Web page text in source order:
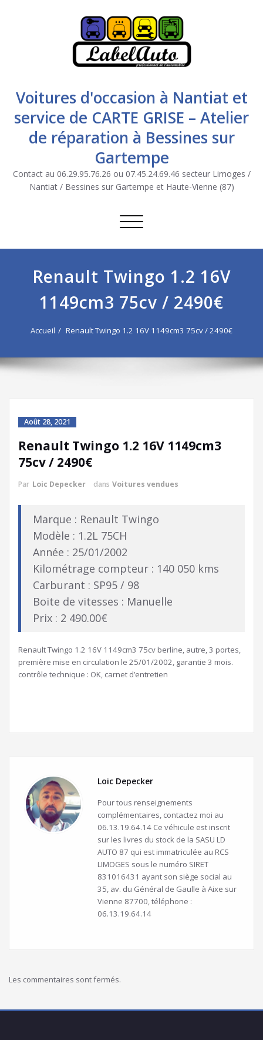
Voitures d'occasion à Nantiat et
service de CARTE GRISE – Atelier
de réparation à Bessines sur
Gartempe
Contact au 06.29.95.76.26 ou 07.45.24.69.46 secteur Limoges /
Nantiat / Bessines sur Gartempe et Haute-Vienne (87)
Afficher/masquer la navigation
Renault Twingo 1.2 16V
1149cm3 75cv / 2490€
Accueil Renault Twingo 1.2 16V 1149cm3 75cv / 2490€
Août 28, 2021
Renault Twingo 1.2 16V 1149cm3
75cv / 2490€
Par Loic Depecker dans Voitures vendues
Marque : Renault Twingo
Modèle : 1.2L 75CH
Année : 25/01/2002
Kilométrage compteur : 140 050 kms
Carburant : SP95 / 98
Boite de vitesses : Manuelle
Prix : 2 490.00€
Renault Twingo 1.2 16V 1149cm3 75cv berline, autre, 3 portes,
première mise en circulation le 25/01/2002, garantie 3 mois.
contrôle technique : OK, carnet d’entretien
Loic Depecker
Pour tous renseignements
complémentaires, contactez moi au
06.13.19.64.14 Ce véhicule est inscrit
sur les livres du stock de la SASU LD
AUTO 87 qui est immatriculée au RCS
LIMOGES sous le numéro SIRET
831016431 ayant son siège social au
35, av. du Général de Gaulle à Aixe sur
Vienne 87700, téléphone :
06.13.19.64.14
Les commentaires sont fermés.